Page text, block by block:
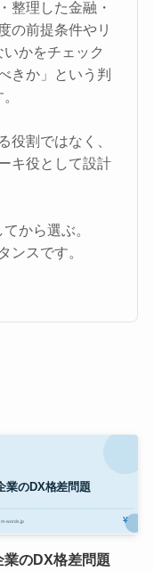
整理した金融・
の前提条件やリ
かをチェック
きか」という判
役割ではなく、
キ役として設計
から選ぶ。
ンスです。
業のDX格差問題